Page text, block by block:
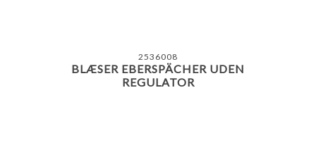
2536008
BLÆSER EBERSPÄCHER UDEN
REGULATOR